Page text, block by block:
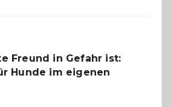
Freund in Gefahr ist:
Hunde im eigenen